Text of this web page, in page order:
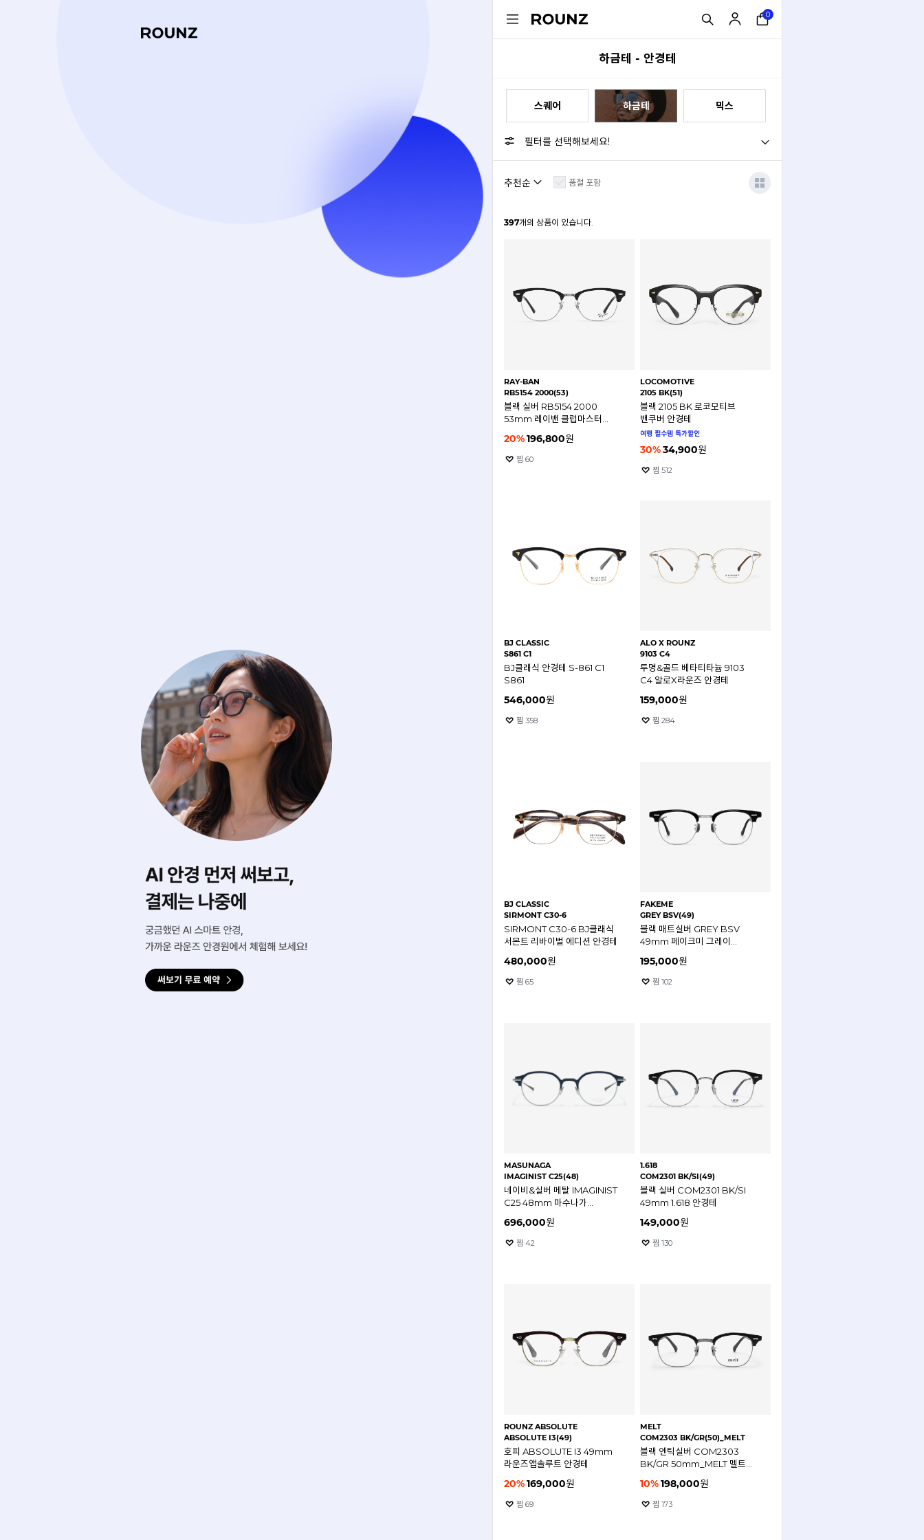
0
하금테 - 안경테
스퀘어 하금테 믹스
필터를 선택해보세요!
품절 포함
397개의 상품이 있습니다.
RAY-BAN
RB5154 2000(53)
블랙 실버 RB5154 2000
53mm 레이밴 클럽마스터
20%196,800원
찜 60
LOCOMOTIVE
2105 BK(51)
블랙 2105 BK 로코모티브
밴쿠버 안경테
여행 필수템 특가할인
30%34,900원
찜 512
BJ CLASSIC
S861 C1
BJ클래식 안경테 S-861 C1
S861
546,000원
찜 358
ALO X ROUNZ
9103 C4
투명&골드 베타티타늄 9103
C4 알로X라운즈 안경테
159,000원
찜 284
BJ CLASSIC
SIRMONT C30-6
SIRMONT C30-6 BJ클래식
서몬트 리바이벌 에디션 안경테
480,000원
찜 65
FAKEME
GREY BSV(49)
블랙 매트실버 GREY BSV
49mm 페이크미 그레이
195,000원
찜 102
MASUNAGA
IMAGINIST C25(48)
네이비&실버 메탈 IMAGINIST
C25 48mm 마수나가
696,000원
찜 42
1.618
COM2301 BK/SI(49)
블랙 실버 COM2301 BK/SI
49mm 1.618 안경테
149,000원
찜 130
ROUNZ ABSOLUTE
ABSOLUTE I3(49)
호피 ABSOLUTE I3 49mm
라운즈앱솔루트 안경테
20%169,000원
찜 69
MELT
COM2303 BK/GR(50)_MELT
블랙 엔틱실버 COM2303
BK/GR 50mm_MELT 멜트
10%198,000원
찜 173